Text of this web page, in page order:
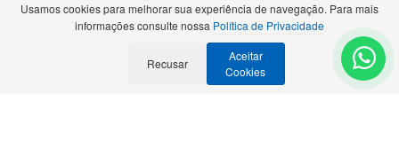
Política de Privacidade
Termos de Uso Site Seguro
Selos e Certificações- Veja todas as Parcerias Premiadas
Usamos cookies para melhorar sua experiência de navegação. Para mais
informações consulte nossa Política de Privacidade
Recusar
Aceitar
Cookies